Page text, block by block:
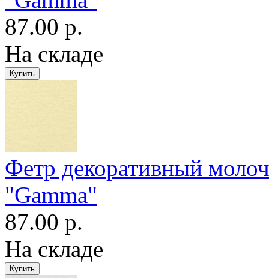
87.00 р.
На складе
Фетр декоративный
"Gamma"
87.00 р.
На складе